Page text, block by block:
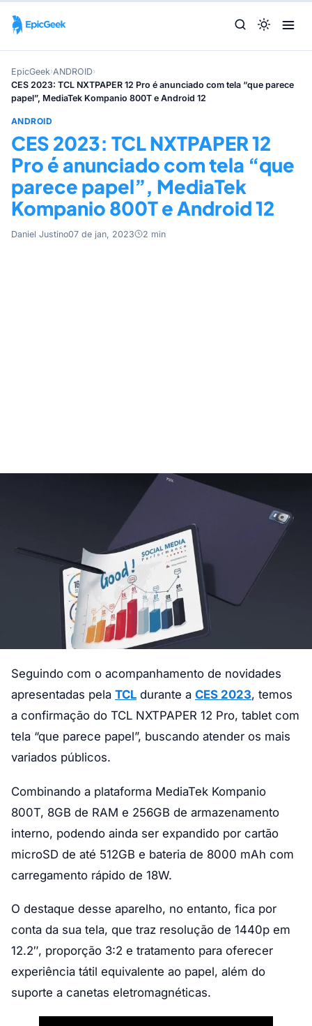
EpicGeek›ANDROID›
CES 2023: TCL NXTPAPER 12 Pro é anunciado com tela “que parece
papel”, MediaTek Kompanio 800T e Android 12
ANDROID
CES 2023: TCL NXTPAPER 12
Pro é anunciado com tela “que
parece papel”, MediaTek
Kompanio 800T e Android 12
Daniel Justino07 de jan, 2023 2 min
Seguindo com o acompanhamento de novidades
apresentadas pela TCL durante a CES 2023, temos
a confirmação do TCL NXTPAPER 12 Pro, tablet com
tela “que parece papel”, buscando atender os mais
variados públicos.
Combinando a plataforma MediaTek Kompanio
800T, 8GB de RAM e 256GB de armazenamento
interno, podendo ainda ser expandido por cartão
microSD de até 512GB e bateria de 8000 mAh com
carregamento rápido de 18W.
O destaque desse aparelho, no entanto, fica por
conta da sua tela, que traz resolução de 1440p em
12.2″, proporção 3:2 e tratamento para oferecer
experiência tátil equivalente ao papel, além do
suporte a canetas eletromagnéticas.